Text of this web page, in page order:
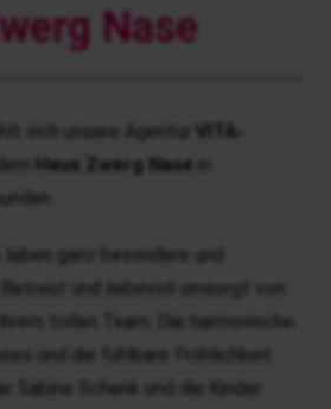
Nase
sich unsere Agentur
Haus Zwerg Nase
ganz besondere und
und liebevoll umsorgt von
ihrem tollen Team. Die harmonische
und die fühlbare Fröhlichkeit
Sabine Schenk und die Kinder